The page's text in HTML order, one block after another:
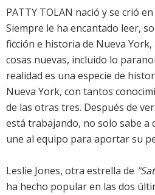
PATTY TOLAN nació y se crió
Siempre le ha encantado leer,
ficción e historia de Nueva
cosas nuevas, incluido lo
realidad es una especie de
Nueva York, con tantos
de las otras tres. Después de
está trabajando, no solo sabe a
une al equipo para aportar su
Leslie Jones, otra estrella de
ha hecho popular en las dos